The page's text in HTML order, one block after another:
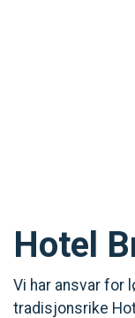
Hotel
Vi har ansvar for
tradisjonsrike